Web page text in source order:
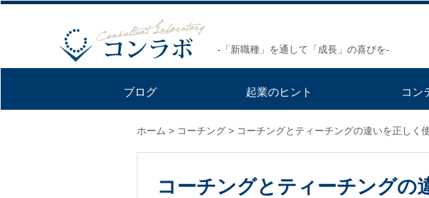
-「新職種」を通して「成長」の喜びを-
ブログ 起業のヒント コン
ホーム > コーチング > コーチングとティーチングの違いを正しく
コーチングとティーチングの